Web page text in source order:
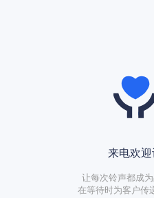
来电欢迎
让每次铃声都成
在等待时为客户传